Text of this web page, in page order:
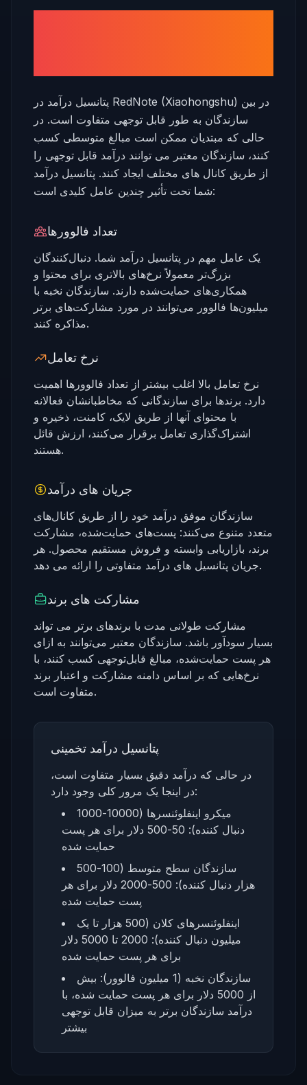
پتانسیل درآمد در RedNote (Xiaohongshu) در بین
سازندگان به طور قابل توجهی متفاوت است. در
حالی که مبتدیان ممکن است مبالغ متوسطی کسب
کنند، سازندگان معتبر می توانند درآمد قابل توجهی را
از طریق کانال های مختلف ایجاد کنند. پتانسیل درآمد
شما تحت تأثیر چندین عامل کلیدی است:
تعداد فالوورها
یک عامل مهم در پتانسیل درآمد شما. دنبال‌کنندگان
بزرگ‌تر معمولاً نرخ‌های بالاتری برای محتوا و
همکاری‌های حمایت‌شده دارند. سازندگان نخبه با
میلیون‌ها فالوور می‌توانند در مورد مشارکت‌های برتر
مذاکره کنند.
نرخ تعامل
نرخ تعامل بالا اغلب بیشتر از تعداد فالوورها اهمیت
دارد. برندها برای سازندگانی که مخاطبانشان فعالانه
با محتوای آنها از طریق لایک، کامنت، ذخیره و
اشتراک‌گذاری تعامل برقرار می‌کنند، ارزش قائل
هستند.
جریان های درآمد
سازندگان موفق درآمد خود را از طریق کانال‌های
متعدد متنوع می‌کنند: پست‌های حمایت‌شده، مشارکت
برند، بازاریابی وابسته و فروش مستقیم محصول. هر
جریان پتانسیل های درآمد متفاوتی را ارائه می دهد.
مشارکت های برند
مشارکت طولانی مدت با برندهای برتر می تواند
بسیار سودآور باشد. سازندگان معتبر می‌توانند به ازای
هر پست حمایت‌شده، مبالغ قابل‌توجهی کسب کنند، با
نرخ‌هایی که بر اساس دامنه مشارکت و اعتبار برند
متفاوت است.
پتانسیل درآمد تخمینی
در حالی که درآمد دقیق بسیار متفاوت است،
در اینجا یک مرور کلی وجود دارد:
میکرو اینفلوئنسرها (10000-1000
دنبال کننده): 50-500 دلار برای هر پست
حمایت شده
سازندگان سطح متوسط (100-500
هزار دنبال کننده): 500-2000 دلار برای هر
پست حمایت شده
اینفلوئنسرهای کلان (500 هزار تا یک
میلیون دنبال کننده): 2000 تا 5000 دلار
برای هر پست حمایت شده
سازندگان نخبه (1 میلیون فالوور): بیش
از 5000 دلار برای هر پست حمایت شده، با
درآمد سازندگان برتر به میزان قابل توجهی
بیشتر